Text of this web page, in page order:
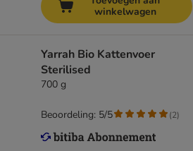
winkelwagen
Yarrah Bio Kattenvoer
Sterilised
700 g
Beoordeling: 5/5 (2)